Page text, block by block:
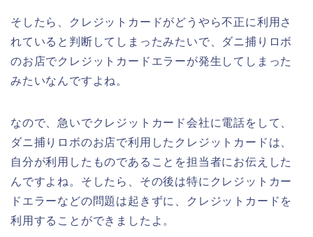
そしたら、クレジットカードがどうやら不正に利用さ
れていると判断してしまったみたいで、ダニ捕りロボ
のお店でクレジットカードエラーが発生してしまった
みたいなんですよね。
なので、急いでクレジットカード会社に電話をして、
ダニ捕りロボのお店で利用したクレジットカードは、
自分が利用したものであることを担当者にお伝えした
んですよね。そしたら、その後は特にクレジットカー
ドエラーなどの問題は起きずに、クレジットカードを
利用することができましたよ。